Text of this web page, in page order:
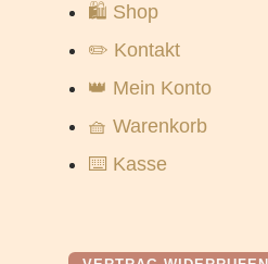
🛍️ Shop
✏️ Kontakt
👑 Mein Konto
🧺 Warenkorb
⌨️ Kasse